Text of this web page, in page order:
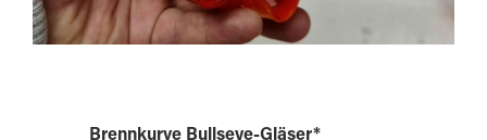
Brennkurve Bullseye-Gläser*